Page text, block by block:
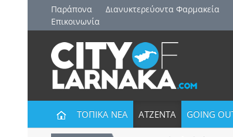
Παράπονα Διανυκτερεύοντα Φαρμακεία
Επικοινωνία
ΤΟΠΙΚΑ ΝΕΑ ΑΤΖΕΝΤΑ GOING